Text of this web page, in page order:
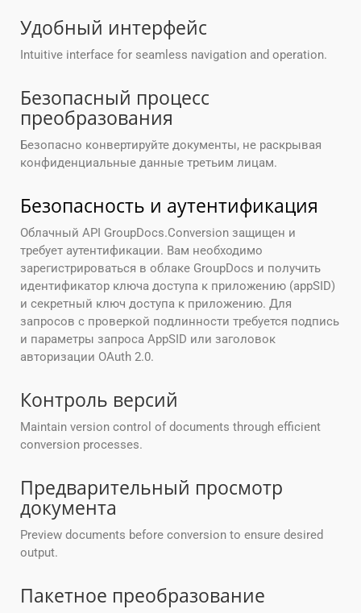
Удобный интерфейс
Intuitive interface for seamless navigation and operation.
Безопасный процесс
преобразования
Безопасно конвертируйте документы, не раскрывая
конфиденциальные данные третьим лицам.
Безопасность и аутентификация
Облачный API GroupDocs.Conversion защищен и
требует аутентификации. Вам необходимо
зарегистрироваться в облаке GroupDocs и получить
идентификатор ключа доступа к приложению (appSID)
и секретный ключ доступа к приложению. Для
запросов с проверкой подлинности требуется подпись
и параметры запроса AppSID или заголовок
авторизации OAuth 2.0.
Контроль версий
Maintain version control of documents through efficient
conversion processes.
Предварительный просмотр
документа
Preview documents before conversion to ensure desired
output.
Пакетное преобразование